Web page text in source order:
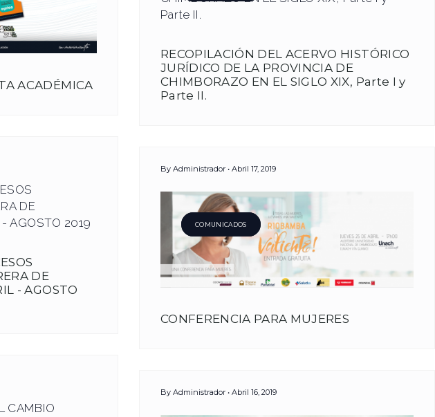
ACADÉMICA
DE
- AGOSTO
RECOPILACIÓN DEL ACERVO HISTÓRICO
JURÍDICO DE LA PROVINCIA DE
CHIMBORAZO EN EL SIGLO XIX, Parte I y
Parte II.
By Administrador Abril 17, 2019
COMUNICADOS
CONFERENCIA PARA MUJERES
By Administrador Abril 16, 2019